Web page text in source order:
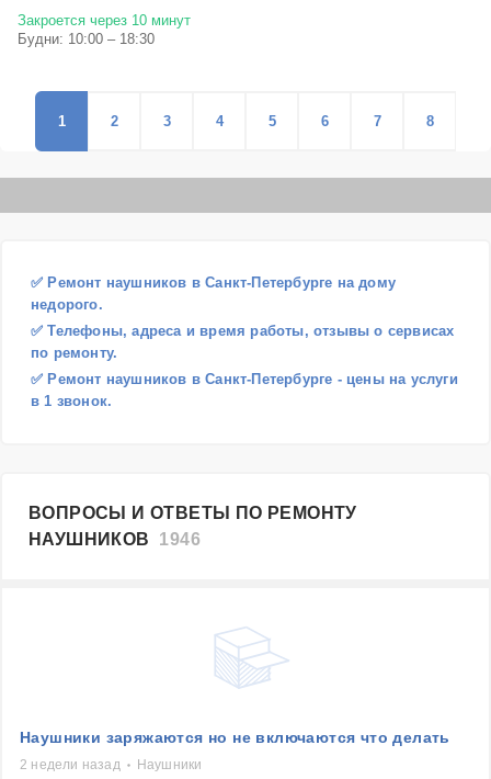
Закроется через 10 минут
Будни: 10:00 – 18:30
1 2 3 4 5 6 7 8
✅ Ремонт наушников в Санкт-Петербурге на дому
недорого.
✅ Телефоны, адреса и время работы, отзывы о сервисах
по ремонту.
✅ Ремонт наушников в Санкт-Петербурге - цены на услуги
в 1 звонок.
ВОПРОСЫ И ОТВЕТЫ ПО РЕМОНТУ
НАУШНИКОВ 1946
Наушники заряжаются но не включаются что делать
2 недели назад Наушники